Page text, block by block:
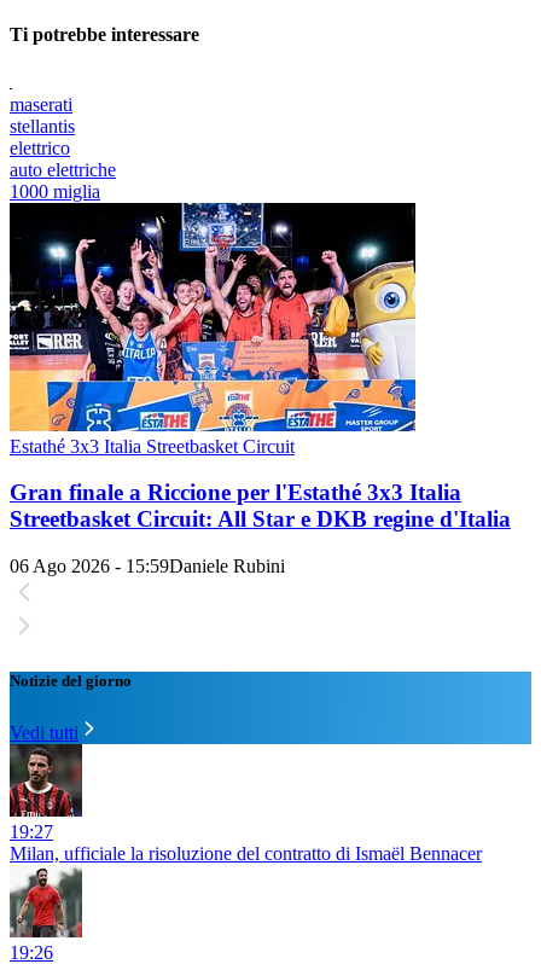
Ti potrebbe interessare
maserati
stellantis
elettrico
auto elettriche
1000 miglia
Estathé 3x3 Italia Streetbasket Circuit
Gran finale a Riccione per l'Estathé 3x3 Italia
Streetbasket Circuit: All Star e DKB regine d'Italia
06 Ago 2026 - 15:59Daniele Rubini
Notizie del giorno
Vedi tutti
19:27
Milan, ufficiale la risoluzione del contratto di Ismaël Bennacer
19:26